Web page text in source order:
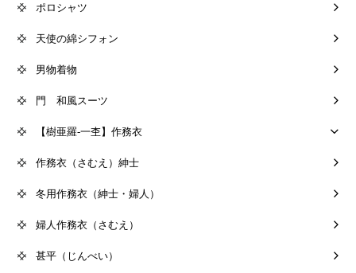
ポロシャツ
天使の綿シフォン
男物着物
門 和風スーツ
【樹亜羅-一杢】作務衣
作務衣（さむえ）紳士
冬用作務衣（紳士・婦人）
婦人作務衣（さむえ）
甚平（じんべい）